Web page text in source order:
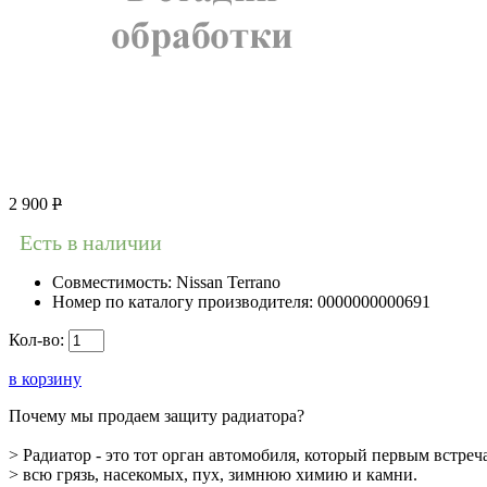
2 900 Р
Есть в наличии
Совместимость: Nissan Terrano
Номер по каталогу производителя: 0000000000691
Кол-во:
в корзину
Почему мы продаем защиту радиатора?
> Радиатор - это тот орган автомобиля, который первым
> всю грязь, насекомых, пух, зимнюю химию и камни.